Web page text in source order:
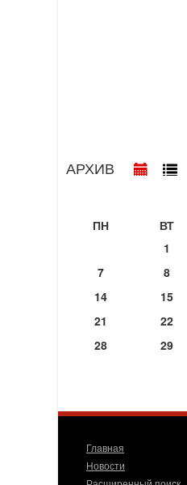
АРХИВ
ПН
ВТ
1
7
8
14
15
21
22
28
29
Главная
Новости